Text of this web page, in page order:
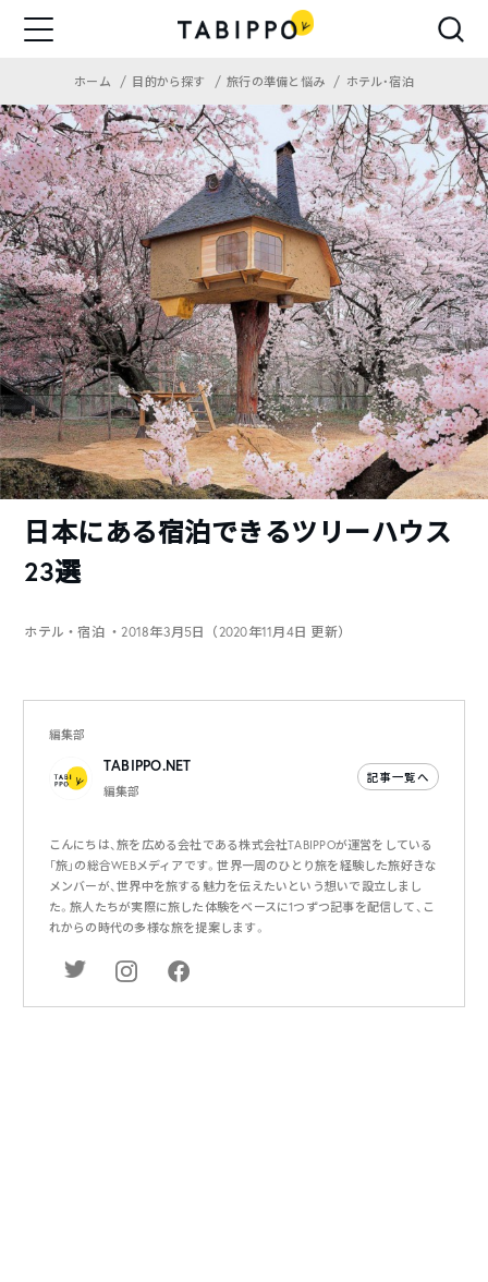
ホーム 目的から探す 旅行の準備と悩み ホテル・宿泊
日本にある宿泊できるツリーハウス
23選
ホテル・宿泊 ・2018年3月5日（2020年11月4日 更新）
編集部
TABIPPO.NET
編集部
記事一覧へ
こんにちは、旅を広める会社である株式会社TABIPPOが運営をしている
「旅」の総合WEBメディアです。世界一周のひとり旅を経験した旅好きな
メンバーが、世界中を旅する魅力を伝えたいという想いで設立しまし
た。旅人たちが実際に旅した体験をベースに1つずつ記事を配信して、こ
れからの時代の多様な旅を提案します。